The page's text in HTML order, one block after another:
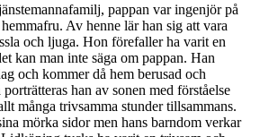
pappan var ingenjör på
Av henne lär han sig att vara
och ljuga. Hon förefaller ha varit en
kan man inte säga om pappan. Han
och kommer då hem berusad och
han av sonen med förståelse
många trivsamma stunder tillsammans.
mörka sidor men hans barndom verkar